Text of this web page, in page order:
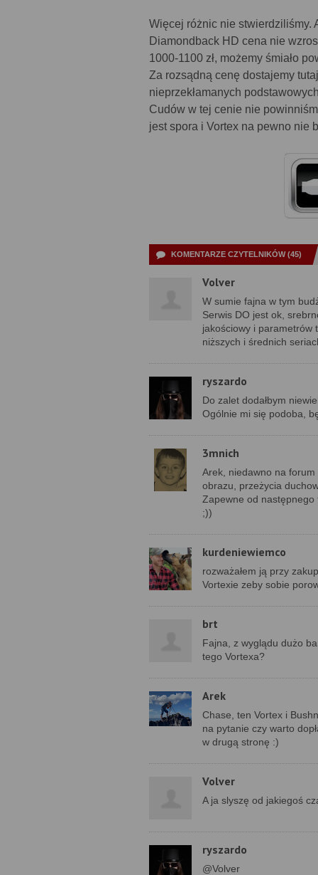
Więcej różnic nie stwierdziliśmy.
Diamondback HD cena nie
1000-1100 zł, możemy śmiało
Za rozsądną cenę dostajemy
nieprzekłamanych
Cudów w tej cenie nie
jest spora i Vortex na pewno nie
KOMENTARZE CZYTELNIKÓW (45)
Volver
W sumie fajna w tym
Serwis DO jest ok,
jakościowy i parametrów
niższych i średnich
ryszardo
Do zalet dodałbym
Ogólnie mi się podoba,
3mnich
Arek, niedawno na
obrazu, przeżycia
Zapewne od następnego
;))
kurdeniewiemco
rozważałem ją przy
Vortexie zeby sobie
brt
Fajna, z wyglądu dużo
tego Vortexa?
Arek
Chase, ten Vortex i
na pytanie czy warto
w drugą stronę :)
Volver
A ja slyszę od jakiegoś
ryszardo
@Volver